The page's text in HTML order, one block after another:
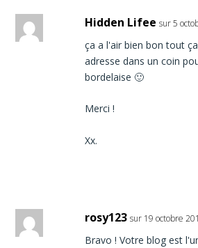
Hidden Lifee sur 5
ça a l'air bien bon tout
adresse dans un coin
bordelaise 🙂
Merci !
Xx.
rosy123 sur 19 octobre
Bravo ! Votre blog est